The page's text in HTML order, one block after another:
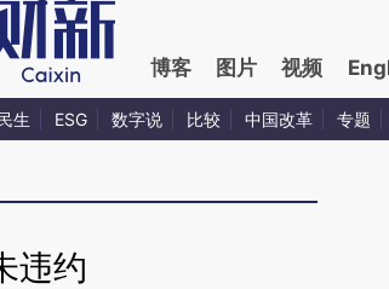
博客 图片 视频
生 ESG 数字说 比较 中国改革 专题
违约